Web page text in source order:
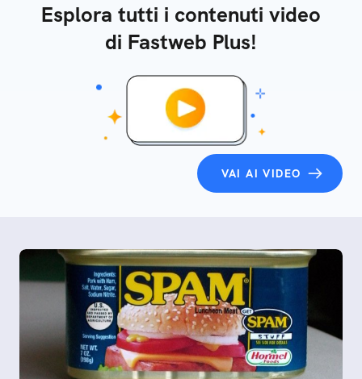
Esplora tutti i contenuti video
di Fastweb Plus!
VAI AI VIDEO